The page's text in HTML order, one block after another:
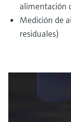
alimentación
Medición de
residuales)